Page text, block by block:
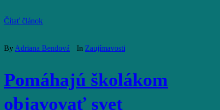
Čítať článok
By Adriana Bendová In Zaujímavosti
Pomáhajú školákom
objavovať svet